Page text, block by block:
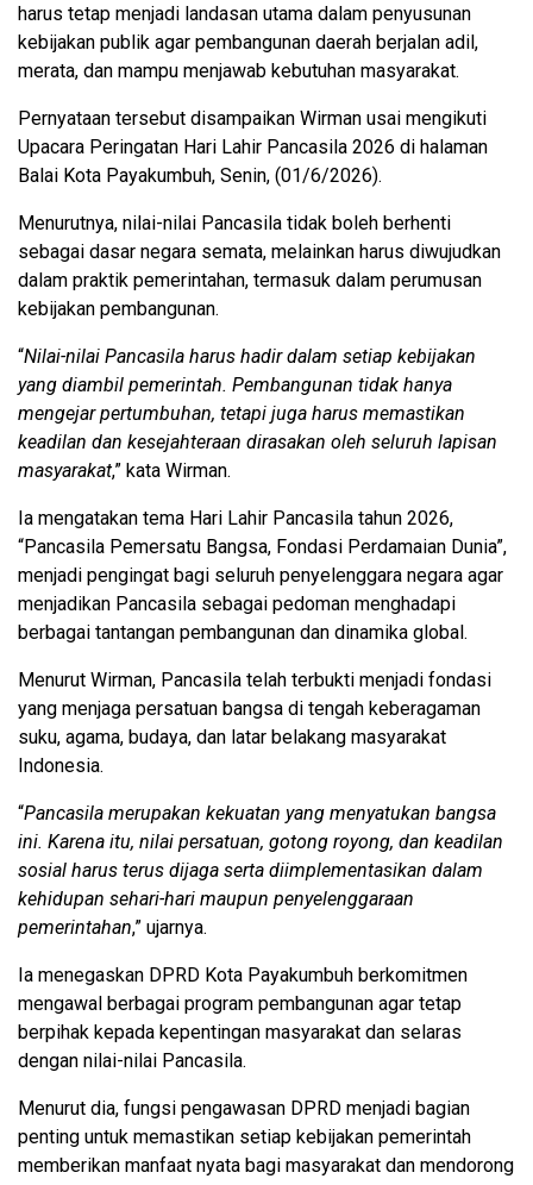
harus tetap menjadi landasan utama dalam penyusunan
kebijakan publik agar pembangunan daerah berjalan adil,
merata, dan mampu menjawab kebutuhan masyarakat.
Pernyataan tersebut disampaikan Wirman usai mengikuti
Upacara Peringatan Hari Lahir Pancasila 2026 di halaman
Balai Kota Payakumbuh, Senin, (01/6/2026).
Menurutnya, nilai-nilai Pancasila tidak boleh berhenti
sebagai dasar negara semata, melainkan harus diwujudkan
dalam praktik pemerintahan, termasuk dalam perumusan
kebijakan pembangunan.
“Nilai-nilai Pancasila harus hadir dalam setiap kebijakan
yang diambil pemerintah. Pembangunan tidak hanya
mengejar pertumbuhan, tetapi juga harus memastikan
keadilan dan kesejahteraan dirasakan oleh seluruh lapisan
masyarakat,” kata Wirman.
Ia mengatakan tema Hari Lahir Pancasila tahun 2026,
“Pancasila Pemersatu Bangsa, Fondasi Perdamaian Dunia”,
menjadi pengingat bagi seluruh penyelenggara negara agar
menjadikan Pancasila sebagai pedoman menghadapi
berbagai tantangan pembangunan dan dinamika global.
Menurut Wirman, Pancasila telah terbukti menjadi fondasi
yang menjaga persatuan bangsa di tengah keberagaman
suku, agama, budaya, dan latar belakang masyarakat
Indonesia.
“Pancasila merupakan kekuatan yang menyatukan bangsa
ini. Karena itu, nilai persatuan, gotong royong, dan keadilan
sosial harus terus dijaga serta diimplementasikan dalam
kehidupan sehari-hari maupun penyelenggaraan
pemerintahan,” ujarnya.
Ia menegaskan DPRD Kota Payakumbuh berkomitmen
mengawal berbagai program pembangunan agar tetap
berpihak kepada kepentingan masyarakat dan selaras
dengan nilai-nilai Pancasila.
Menurut dia, fungsi pengawasan DPRD menjadi bagian
penting untuk memastikan setiap kebijakan pemerintah
memberikan manfaat nyata bagi masyarakat dan mendorong